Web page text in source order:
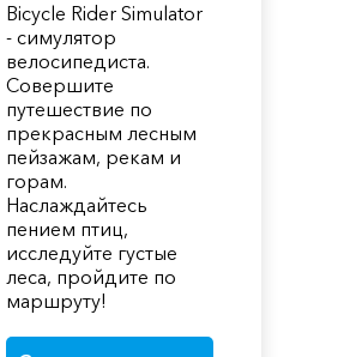
Bicycle Rider Simulator
- симулятор
велосипедиста.
Совершите
путешествие по
прекрасным лесным
пейзажам, рекам и
горам.
Наслаждайтесь
пением птиц,
исследуйте густые
леса, пройдите по
маршруту!